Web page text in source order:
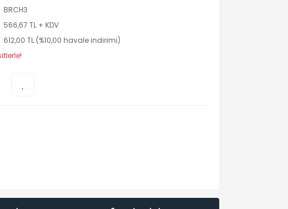
BRCH3
566,67 TL + KDV
612,00 TL (%10,00 havale indirimi)